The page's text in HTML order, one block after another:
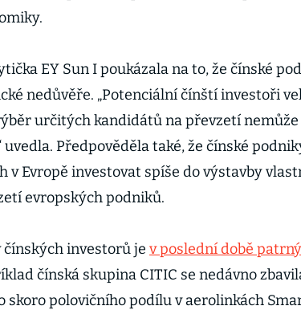
EY Sun I poukázala na to, že čínské
nedůvěře. „Potenciální čínští investoři
určitých kandidátů na převzetí
uvedla. Předpověděla také, že čínské
v Evropě investovat spíše do výstavby
evropských podniků.
čínských investorů je v poslední době
čínská skupina CITIC se nedávno
skoro polovičního podílu v aerolinkách